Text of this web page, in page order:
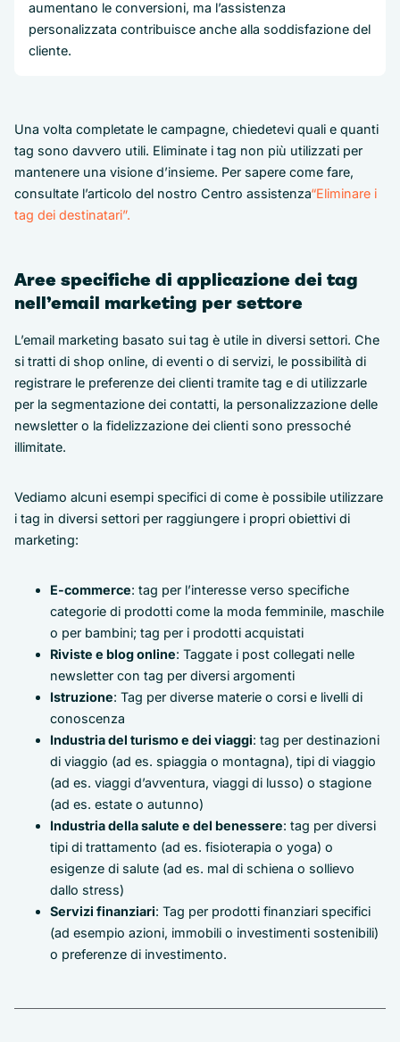
aumentano le conversioni, ma l’assistenza
personalizzata contribuisce anche alla soddisfazione del
cliente.
Una volta completate le campagne, chiedetevi quali e quanti
tag sono davvero utili. Eliminate i tag non più utilizzati per
mantenere una visione d’insieme. Per sapere come fare,
consultate l’articolo del nostro Centro assistenza“Eliminare i
tag dei destinatari”.
Aree specifiche di applicazione dei tag
nell’email marketing per settore
L’email marketing basato sui tag è utile in diversi settori. Che
si tratti di shop online, di eventi o di servizi, le possibilità di
registrare le preferenze dei clienti tramite tag e di utilizzarle
per la segmentazione dei contatti, la personalizzazione delle
newsletter o la fidelizzazione dei clienti sono pressoché
illimitate.
Vediamo alcuni esempi specifici di come è possibile utilizzare
i tag in diversi settori per raggiungere i propri obiettivi di
marketing:
E-commerce: tag per l’interesse verso specifiche
categorie di prodotti come la moda femminile, maschile
o per bambini; tag per i prodotti acquistati
Riviste e blog online: Taggate i post collegati nelle
newsletter con tag per diversi argomenti
Istruzione: Tag per diverse materie o corsi e livelli di
conoscenza
Industria del turismo e dei viaggi: tag per destinazioni
di viaggio (ad es. spiaggia o montagna), tipi di viaggio
(ad es. viaggi d’avventura, viaggi di lusso) o stagione
(ad es. estate o autunno)
Industria della salute e del benessere: tag per diversi
tipi di trattamento (ad es. fisioterapia o yoga) o
esigenze di salute (ad es. mal di schiena o sollievo
dallo stress)
Servizi finanziari: Tag per prodotti finanziari specifici
(ad esempio azioni, immobili o investimenti sostenibili)
o preferenze di investimento.